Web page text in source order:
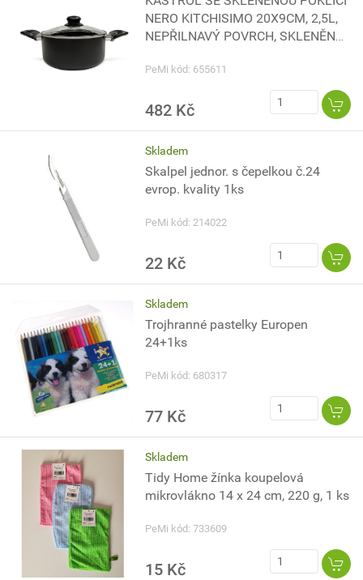
NERO KITCHISIMO 20X9CM, 2,5L,
NEPŘILNAVÝ POVRCH, SKLENĚNÁ
INDUKČNÍ DNO,
PeMi kód: 655611
482 Kč
Skladem
Skalpel jednor. s čepelkou č.24
evrop. kvality 1ks
PeMi kód: 214022
22 Kč
Skladem
Trojhranné pastelky Europen
24+1ks
PeMi kód: 680317
77 Kč
Skladem
Tidy Home žínka koupelová
mikrovlákno 14 x 24 cm, 220 g, 1 ks
PeMi kód: 733609
15 Kč